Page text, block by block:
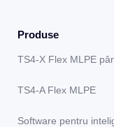
Produse
TS4-X Flex MLPE
TS4-A Flex MLPE
Software pentru